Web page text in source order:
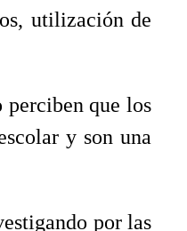
utilización de
perciben que los
y son una
por las